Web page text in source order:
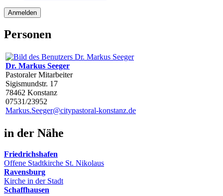
Personen
Dr. Markus Seeger
Pastoraler Mitarbeiter
Sigismundstr. 17
78462 Konstanz
07531/23952
Markus.Seeger@citypastoral-konstanz.de
in der Nähe
Friedrichshafen
Offene Stadtkirche St. Nikolaus
Ravensburg
Kirche in der Stadt
Schaffhausen